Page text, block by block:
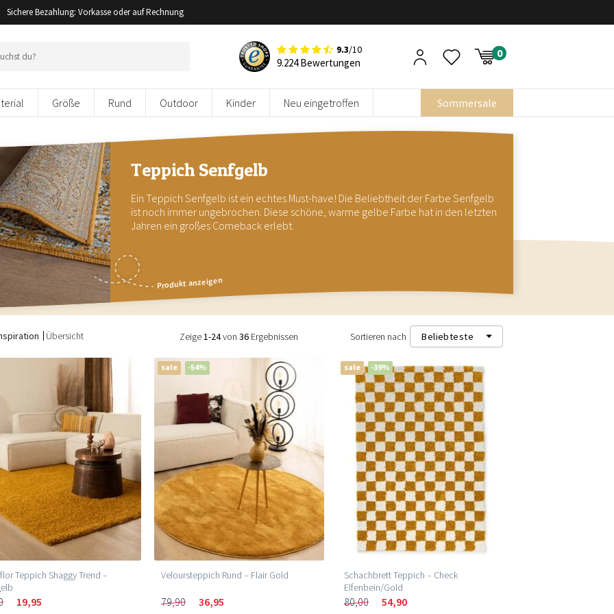
Sichere Bezahlung: Vorkasse oder auf Rechnung
9.3/10
9.224 Bewertungen
Größe Rund Outdoor Kinder Neu eingetroffen Sommersale
Teppich Senfgelb
Ein Teppich Senfgelb ist ein echtes Must-have! Die Beliebtheit der Farbe Senfgelb
ist noch immer ungebrochen. Diese schöne, warme gelbe Farbe hat in den letzten
Jahren ein großes Comeback erlebt.
Produkt anzeigen
Übersicht Zeige1-24von36 Ergebnissen Sortieren nach Beliebteste
Beliebteste
Neueste
Niedrigster Preis (m²)
Höchster Preis (m²)
Teppich Shaggy Trend –
19,95
sale -54%
Veloursteppich Rund – Flair Gold
79,90 36,95
sale -39%
Schachbrett Teppich – Check
Elfenbein/Gold
80,00 54,90